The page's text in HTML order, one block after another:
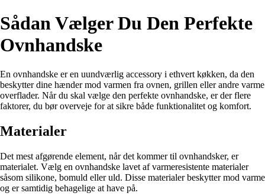
Sådan Vælger Du Den Perfekte
Ovnhandske
En ovnhandske er en uundværlig accessory i ethvert køkken, da den
beskytter dine hænder mod varmen fra ovnen, grillen eller andre varme
overflader. Når du skal vælge den perfekte ovnhandske, er der flere
faktorer, du bør overveje for at sikre både funktionalitet og komfort.
Materialer
Det mest afgørende element, når det kommer til ovnhandsker, er
materialet. Vælg en ovnhandske lavet af varmeresistente materialer
såsom silikone, bomuld eller uld. Disse materialer beskytter mod varme
og er samtidig behagelige at have på.